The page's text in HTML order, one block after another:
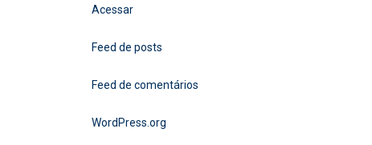
Acessar
Feed de posts
Feed de comentários
WordPress.org